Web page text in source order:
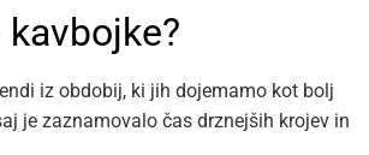
iz obdobij, ki jih dojemamo kot bolj
je zaznamovalo čas drznejših krojev in